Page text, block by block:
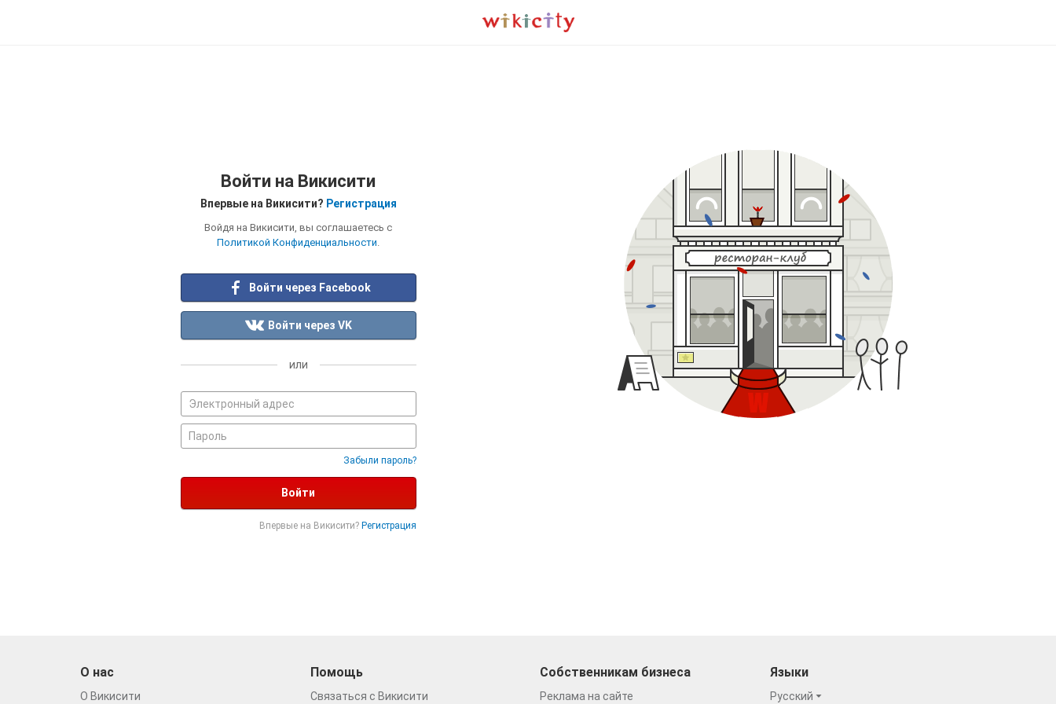
Войти на Викисити
Впервые на Викисити? Регистрация
Войдя на Викисити, вы соглашаетесь с
Политикой Конфиденциальности.
Войти через Facebook
Войти через VK
или
Забыли пароль?
Войти
Впервые на Викисити? Регистрация
О нас
О Викисити
Помощь
Связаться с Викисити
Собственникам бизнеса
Реклама на сайте
Языки
Русский